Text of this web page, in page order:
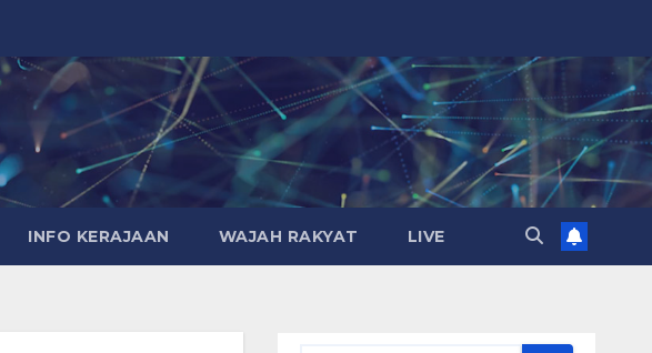
INFO KERAJAAN WAJAH RAKYAT LIVE